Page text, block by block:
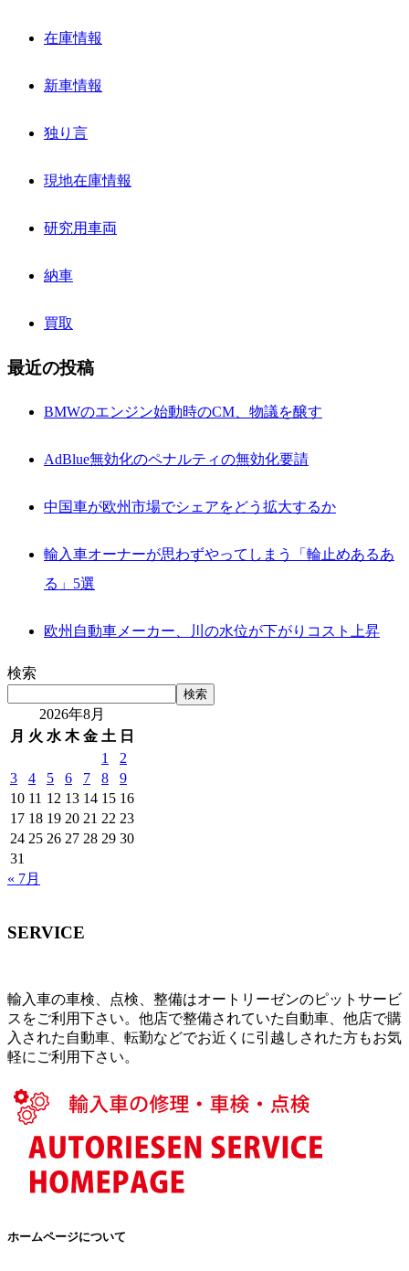
在庫情報
新車情報
独り言
現地在庫情報
研究用車両
納車
買取
最近の投稿
BMWのエンジン始動時のCM、物議を醸す
AdBlue無効化のペナルティの無効化要請
中国車が欧州市場でシェアをどう拡大するか
輸入車オーナーが思わずやってしまう「輪止めあるあ
る」5選
欧州自動車メーカー、川の水位が下がりコスト上昇
検索
検索
2026年8月
月 火 水 木 金 土 日
1
2
3
4 5 6 7 8
9
10 11 12 13 14 15 16
17 18 19 20 21 22 23
24 25 26 27 28 29 30
31
« 7月
SERVICE
輸入車の車検、点検、整備はオートリーゼンのピットサービ
スをご利用下さい。他店で整備されていた自動車、他店で購
入された自動車、転勤などでお近くに引越しされた方もお気
軽にご利用下さい。
ホームページについて